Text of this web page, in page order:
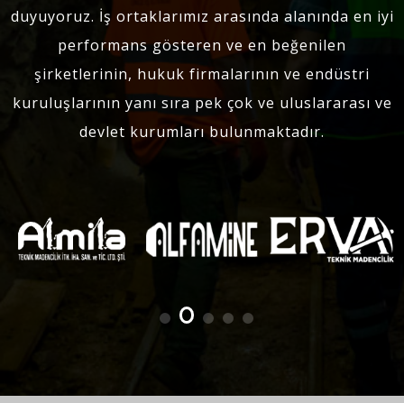
duyuyoruz. İş ortaklarımız arasında alanında en iyi
performans gösteren ve en beğenilen
şirketlerinin, hukuk firmalarının ve endüstri
kuruluşlarının yanı sıra pek çok ve uluslararası ve
devlet kurumları bulunmaktadır.